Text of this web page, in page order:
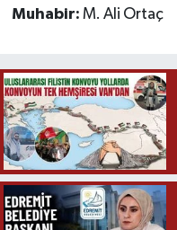
Muhabir: M. Ali Ortaç